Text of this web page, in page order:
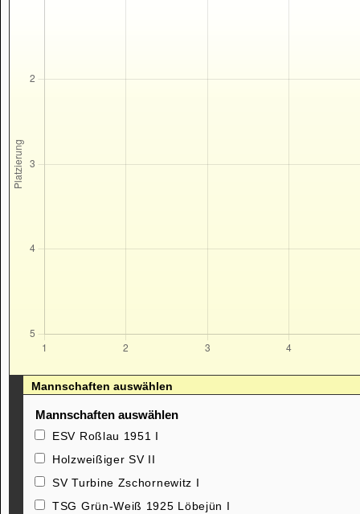
Mannschaften auswählen
Mannschaften auswählen
ESV Roßlau 1951 I
Holzweißiger SV II
SV Turbine Zschornewitz I
TSG Grün-Weiß 1925 Löbejün I